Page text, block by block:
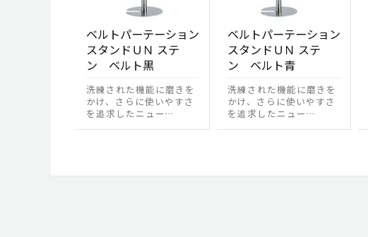
ベルトパーテーション
スタンドＵＮ ステ
ン ベルト黒
洗練された機能に磨きを
かけ、さらに使いやすさ
を追求したニュー…
ベルトパーテーション
スタンドＵＮ ステ
ン ベルト青
洗練された機能に磨きを
かけ、さらに使いやすさ
を追求したニュー…